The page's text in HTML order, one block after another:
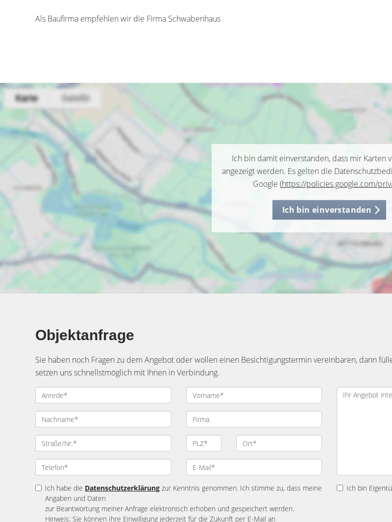
Als Baufirma empfehlen wir die Firma Schwabenhaus
Ich bin damit einverstanden, dass mir Karten
angezeigt werden. Es gelten die
Google (https://policies.google.com/
Ich bin einverstanden
Objektanfrage
Sie haben noch Fragen zu dem Angebot oder wollen einen Besichtigungstermin vereinbaren, dann
setzen uns schnellstmöglich mit Ihnen in Verbindung.
Ich habe die Datenschutzerklärung zur Kenntnis genommen. Ich stimme zu, dass meine
Angaben und Daten
zur Beantwortung meiner Anfrage elektronisch erhoben und gespeichert werden.
Hinweis: Sie können Ihre Einwilligung jederzeit für die Zukunft per E-Mail an
Ich bin